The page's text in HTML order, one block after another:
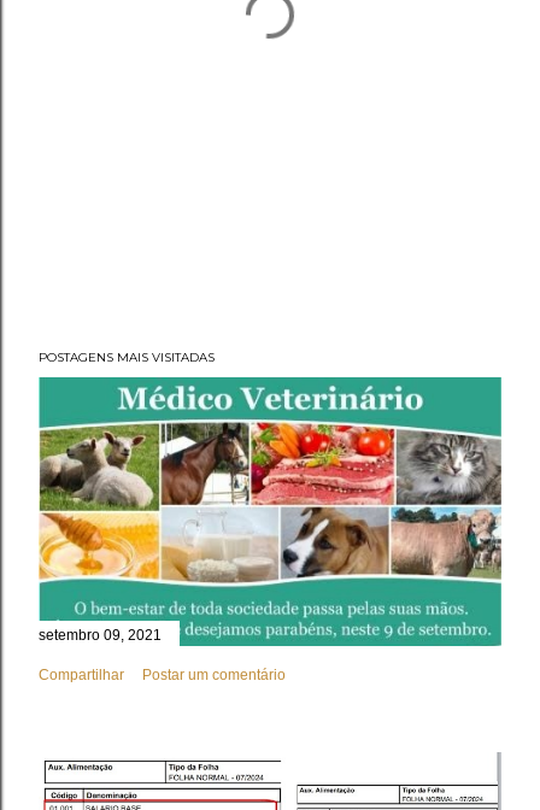
POSTAGENS MAIS VISITADAS
setembro 09, 2021
Compartilhar Postar um comentário